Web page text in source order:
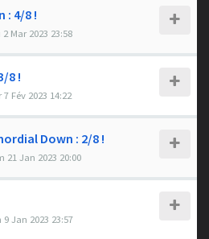
: 4/8 !
Mar 2023 23:58
8 !
7 Fév 2023 14:22
Down : 2/8 !
21 Jan 2023 20:00
9 Jan 2023 23:57